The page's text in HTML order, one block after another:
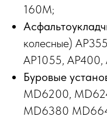
160M;
колесные)
AP1055,
Буровые
MD6200,
MD6380